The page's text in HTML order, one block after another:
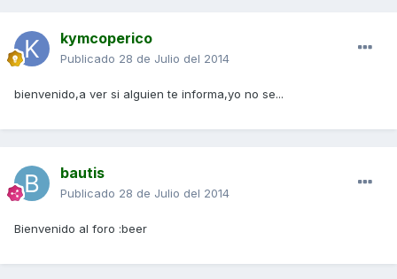
kymcoperico
Publicado 28 de Julio del 2014
bienvenido,a ver si alguien te informa,yo no se...
bautis
Publicado 28 de Julio del 2014
Bienvenido al foro :beer